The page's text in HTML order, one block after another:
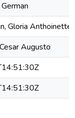
Gloria Anthoinette
Augusto